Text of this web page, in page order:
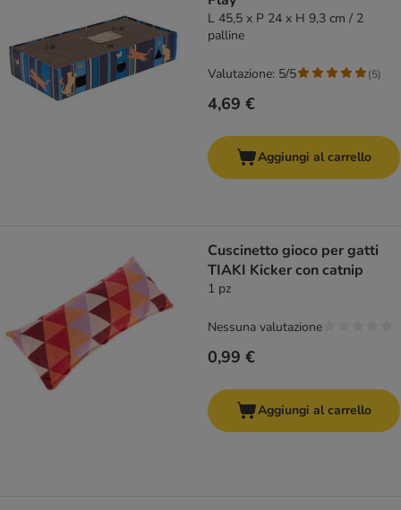
L 45,5 x P 24 x H 9,3 cm / 2
palline
4,69 €
Valutazione: 5/5 (5)
Aggiungi al carrello
Cuscinetto gioco per gatti
TIAKI Kicker con catnip
1 pz
0,99 €
Nessuna valutazione
Aggiungi al carrello